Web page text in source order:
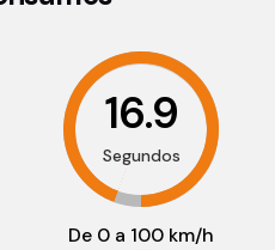
16.9
Segundos
De 0 a 100 km/h